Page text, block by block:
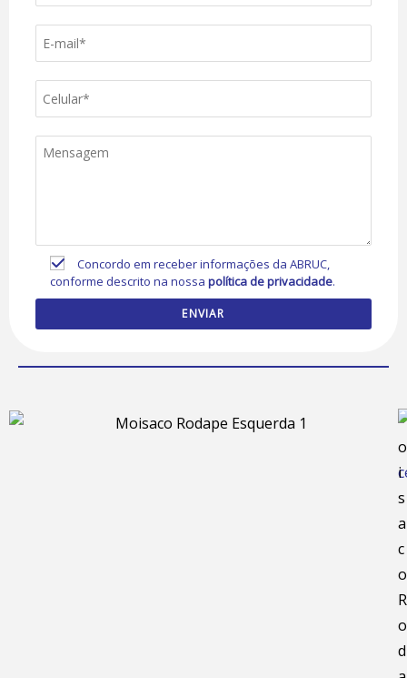
Concordo em receber informações da ABRUC,
conforme descrito na nossapolítica de privacidade.